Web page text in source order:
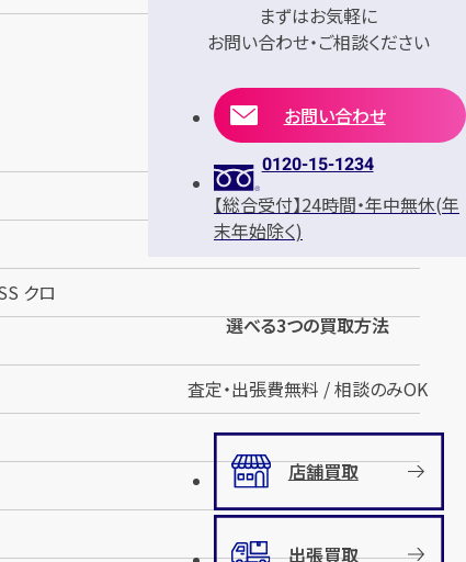
クロ
まずはお気軽に
お問い合わせ・ご相談ください
お問い合わせ
0120-15-1234
【総合受付】24時間・年中無休(年
末年始除く)
選べる3つの買取方法
査定・出張費無料 / 相談のみOK
店舗買取
出張買取